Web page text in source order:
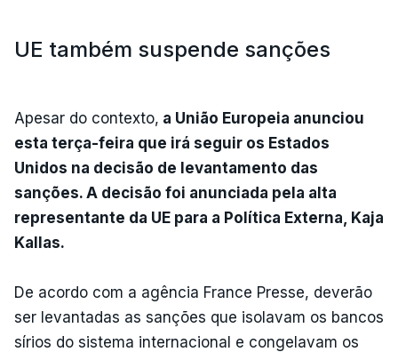
UE também suspende sanções
Apesar do contexto, a União Europeia anunciou
esta terça-feira que irá seguir os Estados
Unidos na decisão de levantamento das
sanções. A decisão foi anunciada pela alta
representante da UE para a Política Externa, Kaja
Kallas.
De acordo com a agência France Presse, deverão
ser levantadas as sanções que isolavam os bancos
sírios do sistema internacional e congelavam os